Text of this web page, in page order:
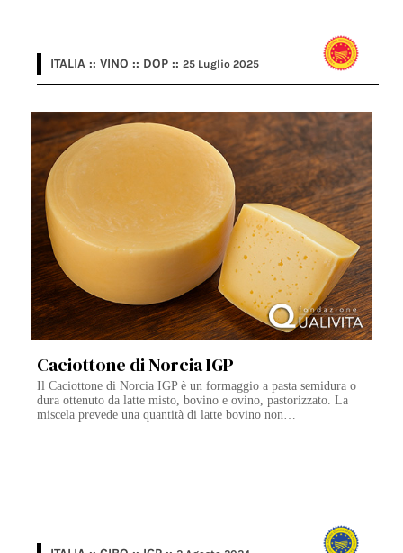
ITALIA :: VINO :: DOP ::25 Luglio 2025
Caciottone di Norcia IGP
Il Caciottone di Norcia IGP è un formaggio a pasta semidura o
dura ottenuto da latte misto, bovino e ovino, pastorizzato. La
miscela prevede una quantità di latte bovino non…